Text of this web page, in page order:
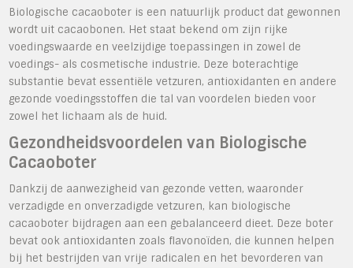
Biologische cacaoboter is een natuurlijk product dat gewonnen
wordt uit cacaobonen. Het staat bekend om zijn rijke
voedingswaarde en veelzijdige toepassingen in zowel de
voedings- als cosmetische industrie. Deze boterachtige
substantie bevat essentiële vetzuren, antioxidanten en andere
gezonde voedingsstoffen die tal van voordelen bieden voor
zowel het lichaam als de huid.
Gezondheidsvoordelen van Biologische
Cacaoboter
Dankzij de aanwezigheid van gezonde vetten, waaronder
verzadigde en onverzadigde vetzuren, kan biologische
cacaoboter bijdragen aan een gebalanceerd dieet. Deze boter
bevat ook antioxidanten zoals flavonoïden, die kunnen helpen
bij het bestrijden van vrije radicalen en het bevorderen van